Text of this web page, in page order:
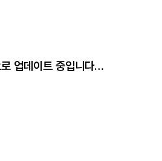
업데이트 중입니다…